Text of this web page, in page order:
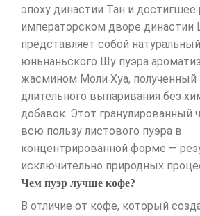
эпоху династии Тан и достигшее
императорском дворе династии
представляет собой
юньнаньского Шу пуэра
жасмином Моли Хуа, полученный
длительного выпаривания без
добавок. Этот гранулированный
всю пользу листового пуэра в
концентрированной форме —
исключительно природных
Чем пуэр лучше кофе?
В отличие от кофе, который